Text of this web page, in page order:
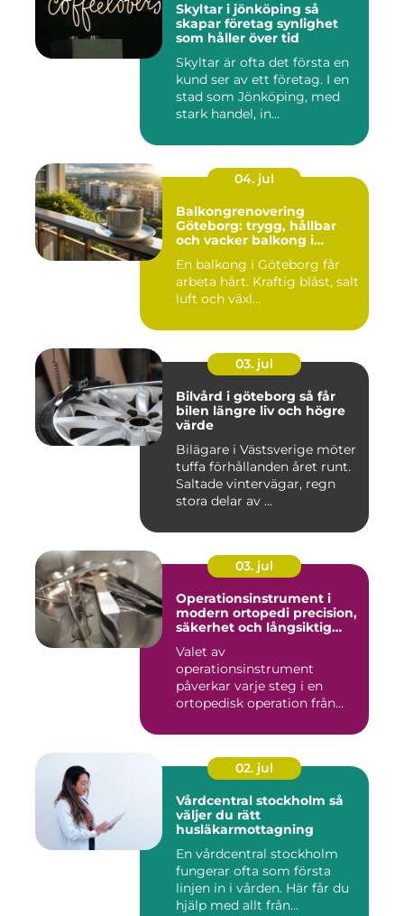
Skyltar i jönköping så
skapar företag synlighet
som håller över tid
Skyltar är ofta det första en
kund ser av ett företag. I en
stad som Jönköping, med
stark handel, in...
04. jul
Balkongrenovering
Göteborg: trygg, hållbar
och vacker balkong i
En balkong i Göteborg får
arbeta hårt. Kraftig blåst, salt
luft och växl...
03. jul
Bilvård i göteborg så får
bilen längre liv och högre
värde
Bilägare i Västsverige möter
tuffa förhållanden året runt.
Saltade vintervägar, regn
stora delar av ...
03. jul
Operationsinstrument i
modern ortopedi precision,
säkerhet och långsiktig
Valet av
operationsinstrument
påverkar varje steg i en
ortopedisk operation från
02. jul
Vårdcentral stockholm så
väljer du rätt
husläkarmottagning
En vårdcentral stockholm
fungerar ofta som första
linjen in i vården. Här får du
hjälp med allt från...